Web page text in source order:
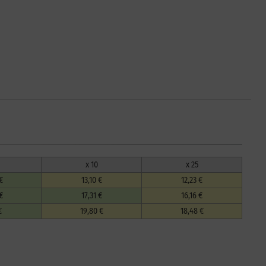
x 10
x 25
13,10 €
12,23 €
17,31 €
16,16 €
19,80 € 18,48 €